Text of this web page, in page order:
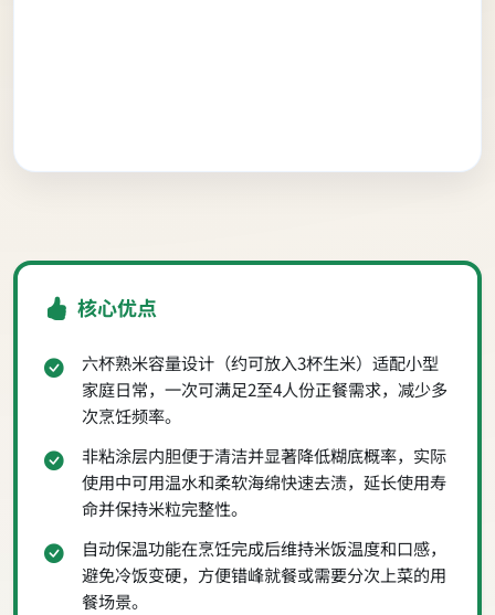
核心优点
六杯熟米容量设计（约可放入3杯生米）适配小型
家庭日常，一次可满足2至4人份正餐需求，减少多
次烹饪频率。
非粘涂层内胆便于清洁并显著降低糊底概率，实际
使用中可用温水和柔软海绵快速去渍，延长使用寿
命并保持米粒完整性。
自动保温功能在烹饪完成后维持米饭温度和口感，
避免冷饭变硬，方便错峰就餐或需要分次上菜的用
餐场景。